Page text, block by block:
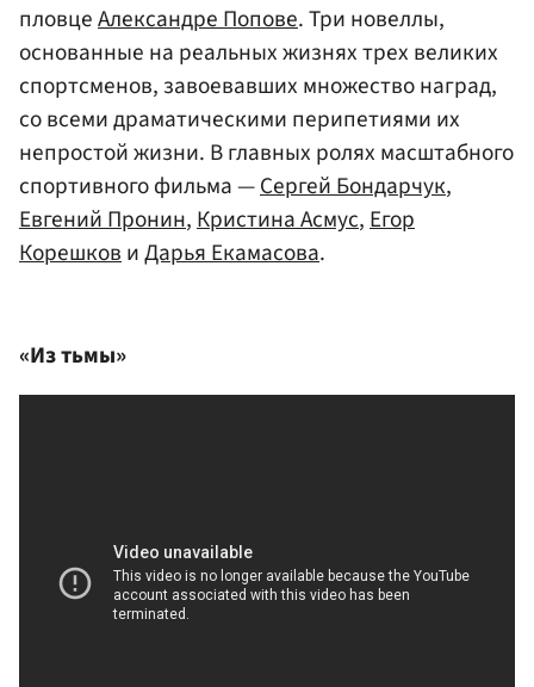
пловцеАлександре Попове. Три новеллы,
основанные на реальных жизнях трех великих
спортсменов, завоевавших множество наград,
со всеми драматическими перипетиями их
непростой жизни. В главных ролях масштабного
спортивного фильма —Сергей Бондарчук,
Евгений Пронин,Кристина Асмус,Егор
КорешковиДарья Екамасова.
«Из тьмы»